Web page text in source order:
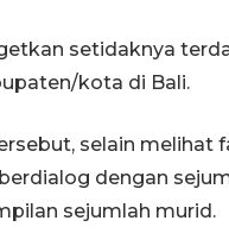
setidaknya
kota di Bali.
selain melihat
dengan
sejumlah murid.